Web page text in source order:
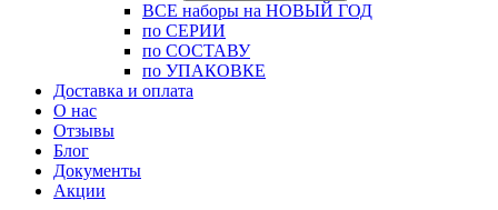
ВСЕ наборы на НОВЫЙ ГОД
по СЕРИИ
по СОСТАВУ
по УПАКОВКЕ
Доставка и оплата
О нас
Отзывы
Блог
Документы
Акции